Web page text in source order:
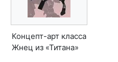
Концепт-арт класса
Жнец из «Титана»